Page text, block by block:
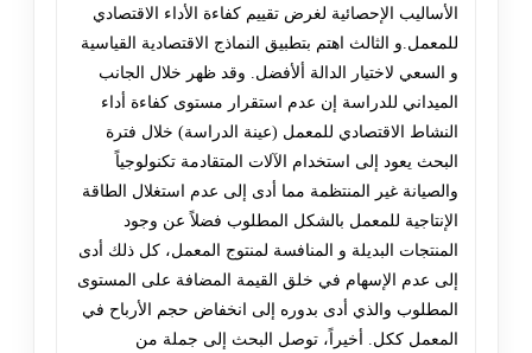
الأساليب الإحصائية لغرض تقييم كفاءة الأداء الاقتصادي
للمعمل.و الثالث اهتم بتطبيق النماذج الاقتصادية القياسية
و السعي لاختيار الدالة ألأفضل. وقد ظهر خلال الجانب
الميداني للدراسة إن عدم استقرار مستوى كفاءة أداء
النشاط الاقتصادي للمعمل (عينة الدراسة) خلال فترة
البحث يعود إلى استخدام الآلات المتقادمة تكنولوجياً
والصيانة غير المنتظمة مما أدى إلى عدم استغلال الطاقة
الإنتاجية للمعمل بالشكل المطلوب فضلاً عن وجود
المنتجات البديلة و المنافسة لمنتوج المعمل، كل ذلك أدى
إلى عدم الإسهام في خلق القيمة المضافة على المستوى
المطلوب والذي أدى بدوره إلى انخفاض حجم الأرباح في
المعمل ككل. أخيراً، توصل البحث إلى جملة من